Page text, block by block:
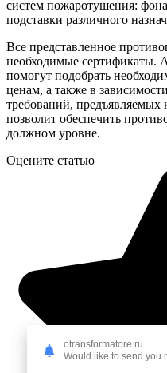
систем пожаротушения:
подставки различного
Все представленное
необходимые сертификаты.
помогут подобрать
ценам, а также в
требований,
позволит обеспечить
должном уровне.
Оцените статью
otransformatore.ru
Would like to send you